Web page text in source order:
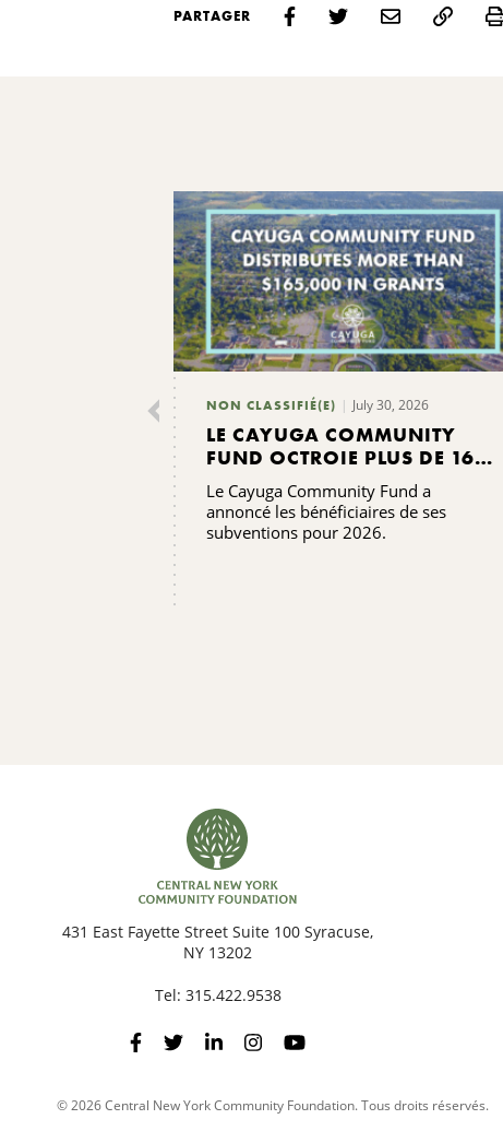
PARTAGER
NON CLASSIFIÉ(E) July 30, 2026
LE CAYUGA COMMUNITY
FUND OCTROIE PLUS DE 165
000 DOLLARS DE
SUBVENTIONS
Le Cayuga Community Fund a
annoncé les bénéficiaires de ses
subventions pour 2026.
431 East Fayette Street Suite 100 Syracuse,
NY 13202
Tel: 315.422.9538
© 2026 Central New York Community Foundation. Tous droits réservés.